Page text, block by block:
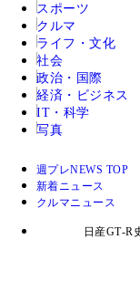
スポーツ
クルマ
ライフ・文化
社会
政治・国際
経済・ビジネス
IT・科学
写真
週プレNEWS TOP
新着ニュース
クルマニュース
日産